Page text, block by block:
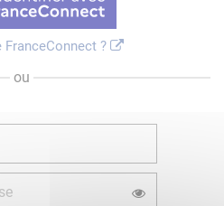
FranceConnect ?
ou